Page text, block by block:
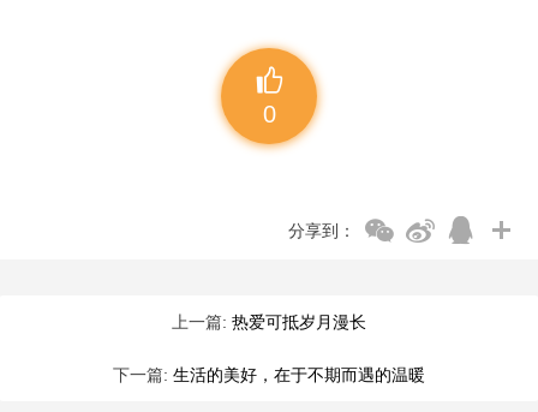
0
分享到：
上一篇: 热爱可抵岁月漫长
下一篇: 生活的美好，在于不期而遇的温暖